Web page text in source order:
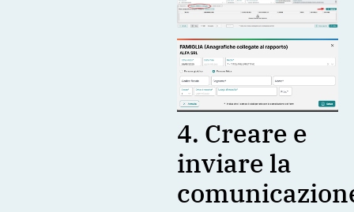
4. Creare e
inviare la